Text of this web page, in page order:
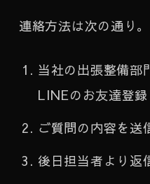
連絡方法は次の通り。
当社の出張整備
LINEのお友達登録
ご質問の内容を送
後日担当者より返